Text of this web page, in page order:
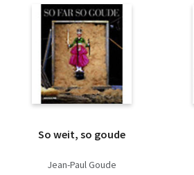
So weit, so goude
Jean-Paul Goude